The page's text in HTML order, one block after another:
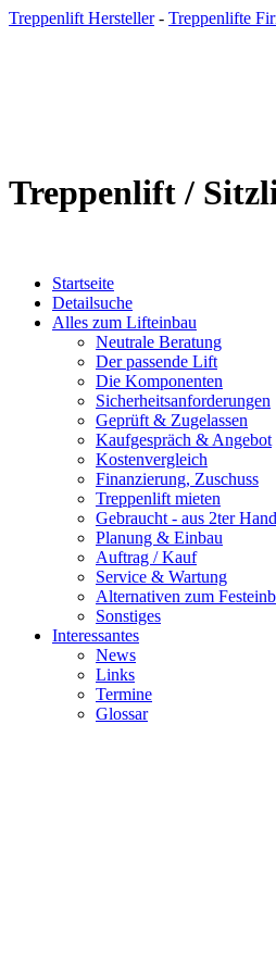
Treppenlift Hersteller- Treppenlifte
Detailsuche
Die Komponenten
Sicherheitsanforderungen
Geprüft & Zugelassen
Kaufgespräch & Angebot
Kostenvergleich
Finanzierung, Zuschuss
Treppenlift mieten
Gebraucht - aus 2ter Hand
Planung & Einbau
Auftrag / Kauf
Service & Wartung
Alternativen zum
Sonstiges
Interessantes
News
Links
Termine
Glossar
Durch Treppenlifte wieder